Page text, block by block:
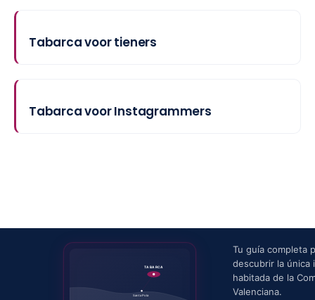
Tabarca voor tieners
Tabarca voor Instagrammers
TABARCA
Santa Pola
Tu guía completa
descubrir la única
habitada de la
Valenciana.